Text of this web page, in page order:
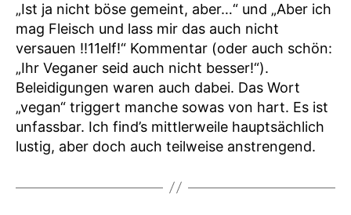
„Ist ja nicht böse gemeint, aber…“ und „Aber ich
mag Fleisch und lass mir das auch nicht
versauen !!11elf!“ Kommentar (oder auch schön:
„Ihr Veganer seid auch nicht besser!“).
Beleidigungen waren auch dabei. Das Wort
„vegan“ triggert manche sowas von hart. Es ist
unfassbar. Ich find’s mittlerweile hauptsächlich
lustig, aber doch auch teilweise anstrengend.